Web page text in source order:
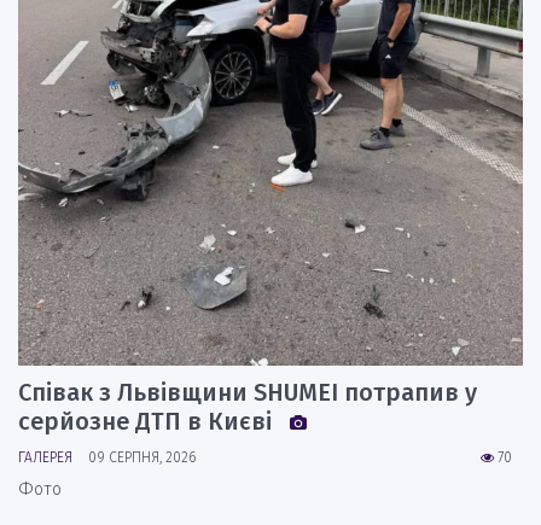
Співак з Львівщини SHUMEI потрапив у
серйозне ДТП в Києві
70
ГАЛЕРЕЯ 09 СЕРПНЯ, 2026
Фото